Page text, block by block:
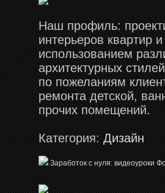
Наш профиль:
интерьеров квартир
использованием
архитектурных
по пожеланиям
ремонта детской,
прочих помещений.
Категория:Дизайн
Заработок с нуля: видеоуроки